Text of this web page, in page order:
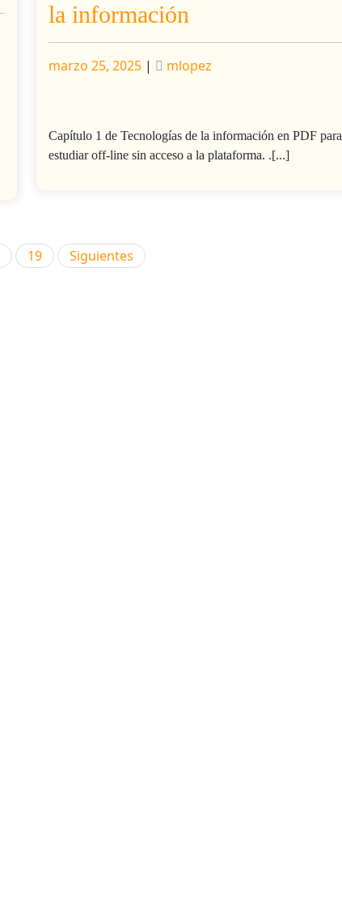
la información
Publicado
marzo 25, 2025| Publicado
mlopez
Capítulo 1 de Tecnologías de la información en PDF para
estudiar off-line sin acceso a la plataforma. .[...]
Paginación
19 Siguientes